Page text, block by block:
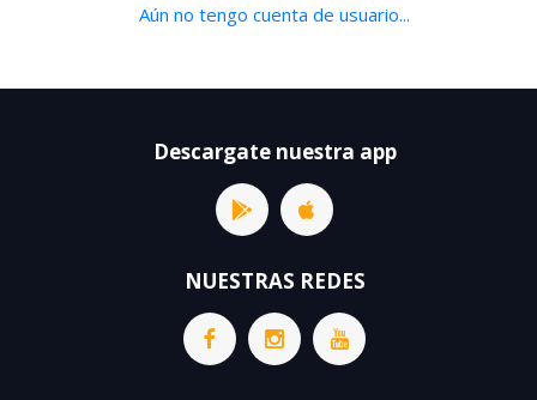
Aún no tengo cuenta de usuario...
Descargate nuestra app
NUESTRAS REDES